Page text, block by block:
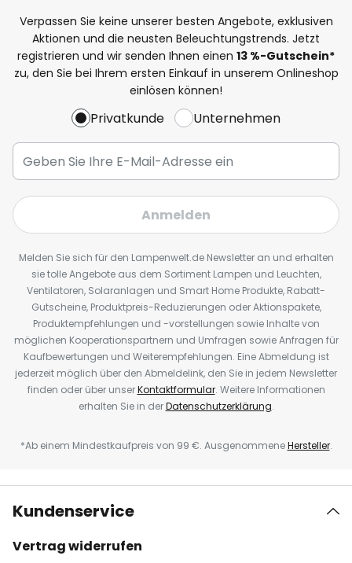
Verpassen Sie keine unserer besten Angebote, exklusiven
Aktionen und die neusten Beleuchtungstrends. Jetzt
registrieren und wir senden Ihnen einen 13 %-Gutschein*
zu, den Sie bei Ihrem ersten Einkauf in unserem Onlineshop
einlösen können!
Privatkunde Unternehmen
Anmelden
Melden Sie sich für den Lampenwelt.de Newsletter an und erhalten
sie tolle Angebote aus dem Sortiment Lampen und Leuchten,
Ventilatoren, Solaranlagen und Smart Home Produkte, Rabatt-
Gutscheine, Produktpreis-Reduzierungen oder Aktionspakete,
Produktempfehlungen und -vorstellungen sowie Inhalte von
möglichen Kooperationspartnern und Umfragen sowie Anfragen für
Kaufbewertungen und Weiterempfehlungen. Eine Abmeldung ist
jederzeit möglich über den Abmeldelink, den Sie in jedem Newsletter
finden oder über unserKontaktformular. Weitere Informationen
erhalten Sie in derDatenschutzerklärung.
*Ab einem Mindestkaufpreis von 99 €. AusgenommeneHersteller.
Kundenservice
Vertrag widerrufen